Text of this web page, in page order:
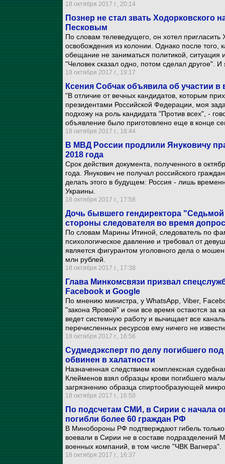
18 октября 2017 г., 20:14
Познер не стал звать Ходорковского
Песковым
По словам телеведущего, он хотел пригласить
освобождения из колонии. Однако после того,
обещание не заниматься политикой, ситуация
"Человек сказал одно, потом сделал другое".
18 октября 2017 г., 19:17
Ксения Собчак объявила об участии в
"В отличие от вечных кандидатов, которым
президентами Российской Федерации, моя
подхожу на роль кандидата "Против всех", -
объявление было приготовлено еще в конце
18 октября 2017 г., 18:44
В МВД России продлили Януковичу
2018 года
Срок действия документа, полученного в
года. Янукович не получал российского
делать этого в будущем: Россия - лишь
Украины.
18 октября 2017 г., 17:58
Дочь бывшего гендиректора
стороны следователя во время
По словам Марины Итиной, следователь по
психологическое давление и требовал от
является фигурантом уголовного дела о
млн рублей.
18 октября 2017 г., 17:38
Глава Минкомсвязи призвал
Facebook и Google
По мнению министра, у WhatsApp, Viber,
"закона Яровой" и они все время остаются за
ведет системную работу и вычищает все
перечисленных ресурсов ему ничего не
18 октября 2017 г., 16:56
Судмедэксперт по делу погибшего
обвинен в халатности
Назначенная следствием комплексная
Клейменов взял образцы крови погибшего
загрязнению образца спиртообразующей
18 октября 2017 г., 16:50
По подсчетам СМИ, в Сирии с начала
погибли более 60 граждан РФ
В Минобороны РФ подтверждают гибель только
воевали в Сирии не в составе подразделений
военных компаний, в том числе "ЧВК Вагнера".
18 октября 2017 г., 16:37